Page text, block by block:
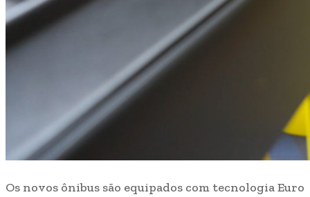
Os novos ônibus são equipados com tecnologia Euro